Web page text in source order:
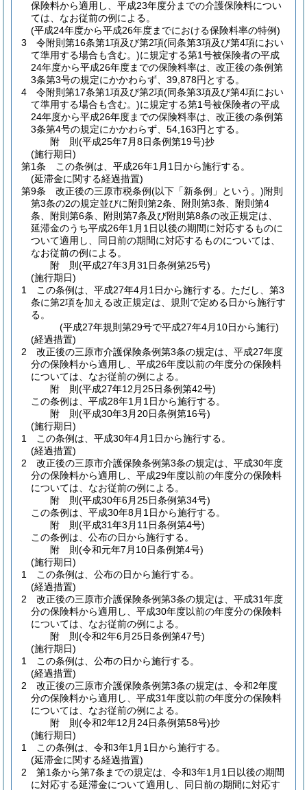
保険料から適用し、平成23年度分までの介護保険料につい
ては、なお従前の例による。
(平成24年度から平成26年度までにおける保険料率の特例)
3
令附則第16条第1項及び第2項(同条第3項及び第4項におい
て準用する場合も含む。)に規定する第1号被保険者の平成
24年度から平成26年度までの保険料率は、改正後の条例第
3条第3号の規定にかかわらず、39,878円とする。
4
令附則第17条第1項及び第2項(同条第3項及び第4項におい
て準用する場合も含む。)に規定する第1号被保険者の平成
24年度から平成26年度までの保険料率は、改正後の条例第
3条第4号の規定にかかわらず、54,163円とする。
附 則(平成25年7月8日条例第19号)抄
(施行期日)
第1条
この条例は、平成26年1月1日から施行する。
(延滞金に関する経過措置)
第9条
改正後の三原市税条例(以下「新条例」という。)附則
第3条の2の規定並びに附則第2条、附則第3条、附則第4
条、附則第6条、附則第7条及び附則第8条の改正規定は、
延滞金のうち平成26年1月1日以後の期間に対応するものに
ついて適用し、同日前の期間に対応するものについては、
なお従前の例による。
附 則(平成27年3月31日条例第25号)
(施行期日)
1
この条例は、平成27年4月1日から施行する。 ただし、第3
条に第2項を加える改正規定は、規則で定める日から施行す
る。
(平成27年規則第29号で平成27年4月10日から施行)
(経過措置)
2
改正後の三原市介護保険条例第3条の規定は、平成27年度
分の保険料から適用し、平成26年度以前の年度分の保険料
については、なお従前の例による。
附 則(平成27年12月25日条例第42号)
この条例は、平成28年1月1日から施行する。
附 則(平成30年3月20日条例第16号)
(施行期日)
1
この条例は、平成30年4月1日から施行する。
(経過措置)
2
改正後の三原市介護保険条例第3条の規定は、平成30年度
分の保険料から適用し、平成29年度以前の年度分の保険料
については、なお従前の例による。
附 則(平成30年6月25日条例第34号)
この条例は、平成30年8月1日から施行する。
附 則(平成31年3月11日条例第4号)
この条例は、公布の日から施行する。
附 則(令和元年7月10日条例第4号)
(施行期日)
1
この条例は、公布の日から施行する。
(経過措置)
2
改正後の三原市介護保険条例第3条の規定は、平成31年度
分の保険料から適用し、平成30年度以前の年度分の保険料
については、なお従前の例による。
附 則(令和2年6月25日条例第47号)
(施行期日)
1
この条例は、公布の日から施行する。
(経過措置)
2
改正後の三原市介護保険条例第3条の規定は、令和2年度
分の保険料から適用し、平成31年度以前の年度分の保険料
については、なお従前の例による。
附 則(令和2年12月24日条例第58号)抄
(施行期日)
1
この条例は、令和3年1月1日から施行する。
(延滞金に関する経過措置)
2
第1条から第7条までの規定は、令和3年1月1日以後の期間
に対応する延滞金について適用し、同日前の期間に対応す